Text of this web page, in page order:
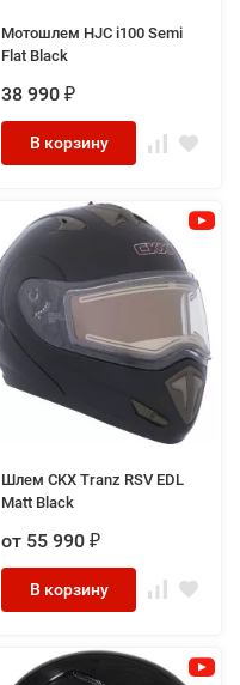
Мотошлем HJC i100 Semi
Flat Black
38 990 ₽
В корзину
Шлем CKX Tranz RSV EDL
Matt Black
от 55 990₽
В корзину